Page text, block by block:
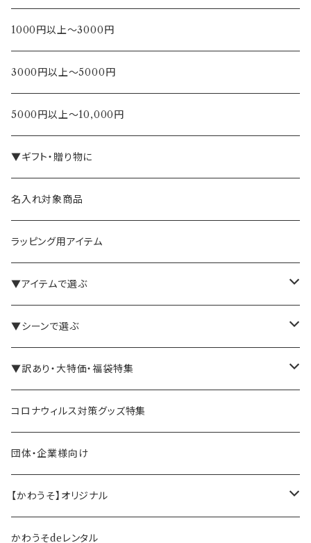
1000円以上～3000円
3000円以上～5000円
5000円以上～10,000円
▼ギフト・贈り物に
名入れ対象商品
ラッピング用アイテム
▼アイテムで選ぶ
バインダー・メモパッド
手帳・ノート
ペン立て・収納ケース・トレイ
バッグ・かばん
▼シーンで選ぶ
テレワーク・在宅ワーク向け
司会・セミナー講師向け
営業マン向け
事務職の方向け
▼訳あり・大特価・福袋特集
アウトレット商品
福袋・まとめ買い
コロナウィルス対策グッズ特集
団体・企業様向け
【かわうそ】オリジナル
デザイナー
かわうそdeレンタル